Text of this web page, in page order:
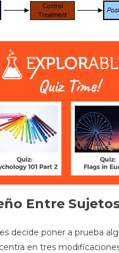
Entre
decide poner a prueba
en tres